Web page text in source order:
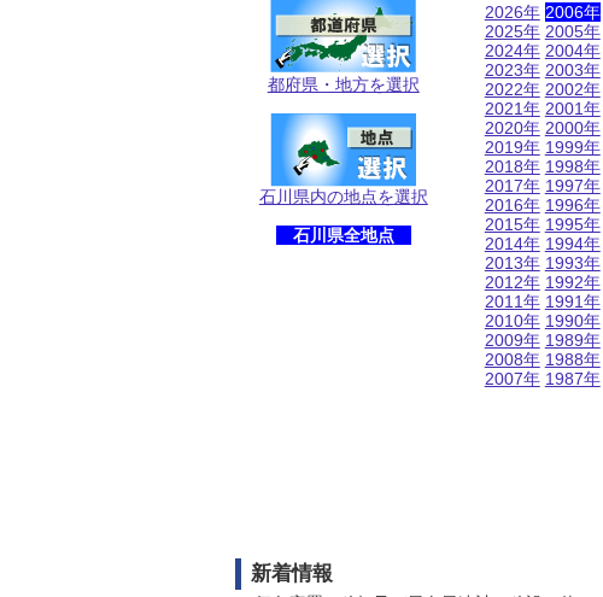
都府県・地方を選択
石川県内の地点を選択
石川県全地点
2026年
2025年
2024年
2023年
2022年
2021年
2020年
2019年
2018年
2017年
2016年
2015年
2014年
2013年
2012年
2011年
2010年
2009年
2008年
2007年
2006年
2005年
2004年
2003年
2002年
2001年
2000年
1999年
1998年
1997年
1996年
1995年
1994年
1993年
1992年
1991年
1990年
1989年
1988年
1987年
新着情報